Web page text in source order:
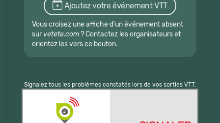
Ajoutez votre événement VTT
Vous croisez une affiche d'un événement absent
sur vetete.com? Contactez les organisateurs et
orientez les vers ce bouton.
Signalez tous les problèmes constatés lors de vos sorties VTT: